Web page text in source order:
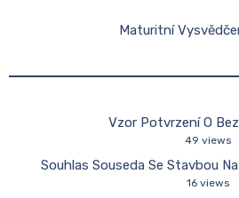
Maturitní
Vzor Potvrzení O
49 views
Souhlas Souseda Se Stavbou
16 views